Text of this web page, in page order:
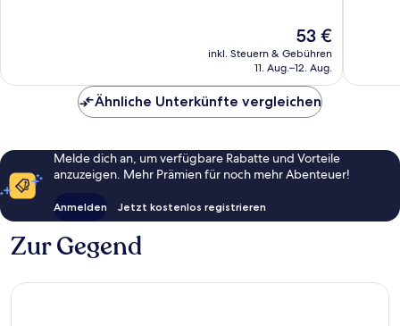
Der
Preis
beträgt
53 €
inkl. Steuern & Gebühren
11. Aug.–12. Aug.
Ähnliche Unterkünfte vergleichen
Melde dich an, um verfügbare Rabatte und Vorteile
anzuzeigen. Mehr Prämien für noch mehr Abenteuer!
Anmelden Jetzt kostenlos registrieren
Zur Gegend